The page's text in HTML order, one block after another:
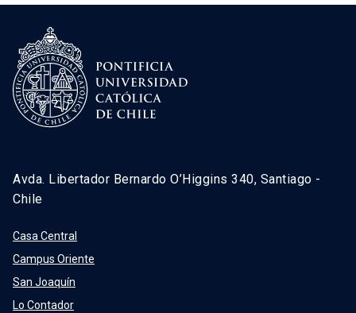
Avda. Libertador Bernardo O’Higgins 340, Santiago -
Chile
Casa Central
Campus Oriente
San Joaquín
Lo Contador